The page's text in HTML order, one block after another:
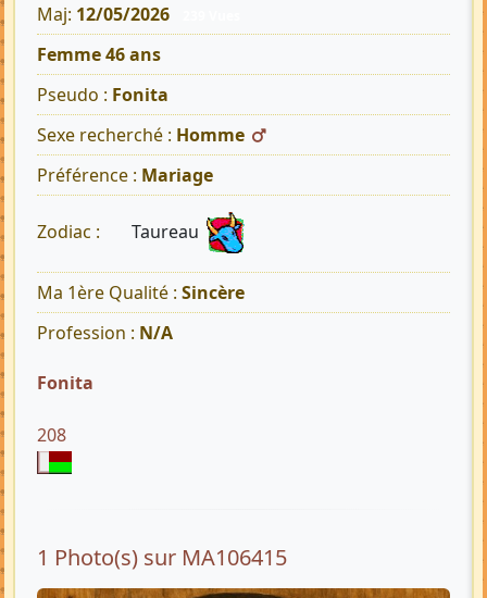
Maj: 12/05/2026
Femme 46 ans
Pseudo : Fonita
Sexe recherché : Homme
Préférence : Mariage
Zodiac : Taureau
Ma 1ère Qualité : Sincère
Profession : N/A
Fonita
208
1 Photo(s) sur MA106415